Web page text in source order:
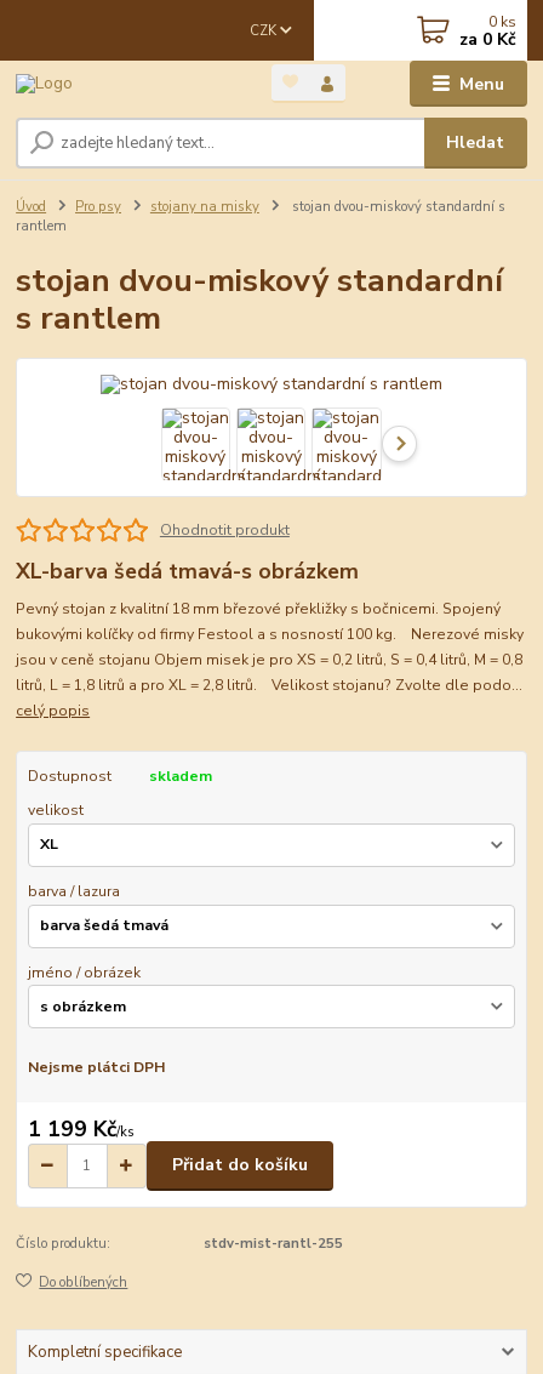
Menu
CZK
Hledat
0 ks
za 0 Kč
Úvod Pro psy stojany na misky
stojan dvou-miskový standardní s
rantlem
stojan dvou-miskový standardní
s rantlem
Ohodnotit produkt
XL-barva šedá tmavá-s obrázkem
Pevný stojan z kvalitní 18 mm březové překližky s bočnicemi. Spojený
bukovými kolíčky od firmy Festool a s nosností 100 kg. Nerezové misky
jsou v ceně stojanu Objem misek je pro XS = 0,2 litrů, S = 0,4 litrů, M = 0,8
litrů, L = 1,8 litrů a pro XL = 2,8 litrů. Velikost stojanu? Zvolte dle podo...
celý popis
Dostupnost
skladem
velikost
barva / lazura
jméno / obrázek
Nejsme plátci DPH
1 199 Kč/ks
Přidat do košíku
Číslo produktu: stdv-mist-rantl-255
Do oblíbených
Kompletní specifikace